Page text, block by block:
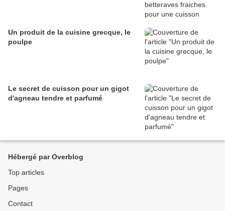
Un produit de la cuisine grecque, le
poulpe
Le secret de cuisson pour un gigot
d'agneau tendre et parfumé
Hébergé par Overblog
Top articles
Pages
Contact